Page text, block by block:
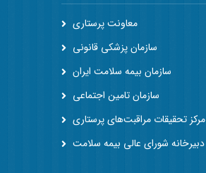
معاونت پرستاری
سازمان پزشکی قانونی
سازمان بیمه سلامت ایران
سازمان تامین اجتماعی
مرکز تحقیقات مراقبت‌های پرستاری
دبیرخانه شورای عالی بیمه سلامت